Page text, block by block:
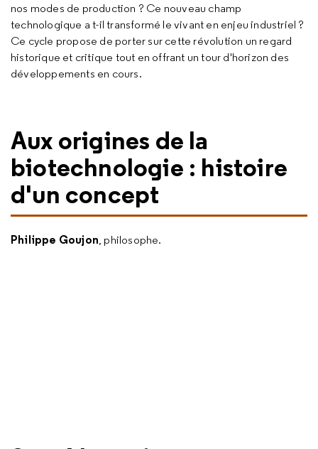
nos modes de production ? Ce nouveau champ
technologique a t-il transformé le vivant en enjeu industriel ?
Ce cycle propose de porter sur cette révolution un regard
historique et critique tout en offrant un tour d'horizon des
développements en cours.
Aux origines de la
biotechnologie : histoire
d'un concept
Philippe Goujon, philosophe.